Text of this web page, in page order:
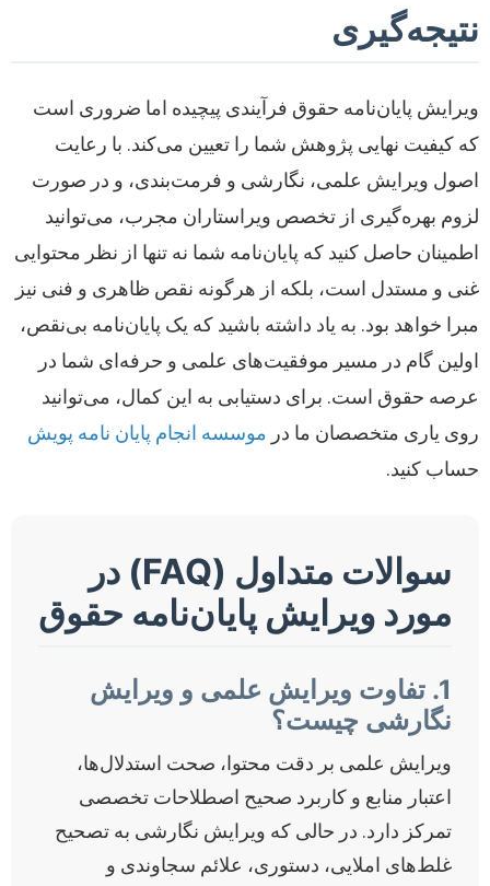
نتیجه‌گیری
ویرایش پایان‌نامه حقوق فرآیندی پیچیده اما ضروری است
که کیفیت نهایی پژوهش شما را تعیین می‌کند. با رعایت
اصول ویرایش علمی، نگارشی و فرمت‌بندی، و در صورت
لزوم بهره‌گیری از تخصص ویراستاران مجرب، می‌توانید
اطمینان حاصل کنید که پایان‌نامه شما نه تنها از نظر محتوایی
غنی و مستدل است، بلکه از هرگونه نقص ظاهری و فنی نیز
مبرا خواهد بود. به یاد داشته باشید که یک پایان‌نامه بی‌نقص،
اولین گام در مسیر موفقیت‌های علمی و حرفه‌ای شما در
عرصه حقوق است. برای دستیابی به این کمال، می‌توانید
روی یاری متخصصان ما در موسسه انجام پایان نامه پویش
حساب کنید.
سوالات متداول (FAQ) در
مورد ویرایش پایان‌نامه حقوق
1. تفاوت ویرایش علمی و ویرایش
نگارشی چیست؟
ویرایش علمی بر دقت محتوا، صحت استدلال‌ها،
اعتبار منابع و کاربرد صحیح اصطلاحات تخصصی
تمرکز دارد. در حالی که ویرایش نگارشی به تصحیح
غلط‌های املایی، دستوری، علائم سجاوندی و